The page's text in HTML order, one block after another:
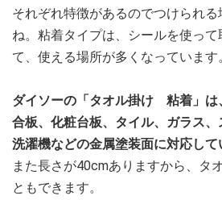
それぞれ特徴があるのでつけられ
ね。粘着タイプは、シールを使っ
て、使える場所が多くなっています
ダイソーの「タオル掛け 粘着」は
合板、化粧台板、タイル、ガラス、
洗濯機などの金属塗装面に対応して
また長さが40cmありますから、タ
ともできます。